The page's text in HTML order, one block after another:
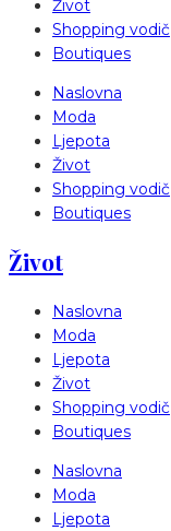
Život
Shopping vodič
Boutiques
Naslovna
Moda
Ljepota
Život
Shopping vodič
Boutiques
Život
Naslovna
Moda
Ljepota
Život
Shopping vodič
Boutiques
Naslovna
Moda
Ljepota